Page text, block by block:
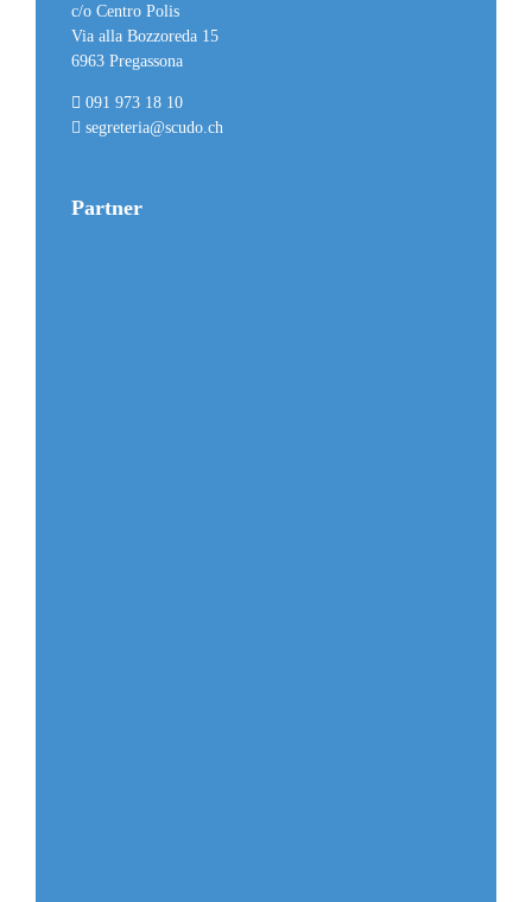
c/o Centro Polis
Via alla Bozzoreda 15
6963 Pregassona
091 973 18 10
segreteria@scudo.ch
Partner